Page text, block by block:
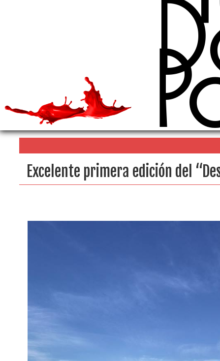
Excelente primera edición del